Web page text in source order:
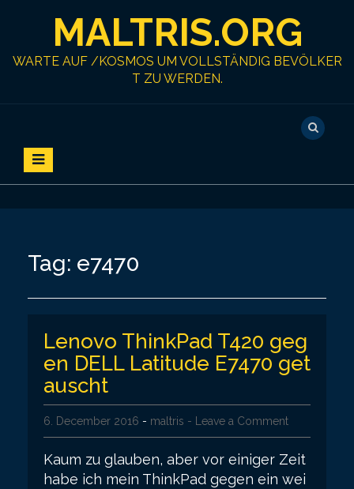
MALTRIS.ORG
WARTE AUF /KOSMOS UM VOLLSTÄNDIG BEVÖLKER
T ZU WERDEN.
Tag: e7470
Lenovo ThinkPad T420 geg
en DELL Latitude E7470 get
auscht
6. December 2016 - maltris - Leave a Comment
Kaum zu glauben, aber vor einiger Zeit
habe ich mein ThinkPad gegen ein wei